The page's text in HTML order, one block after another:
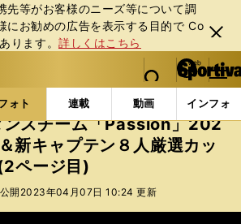
先等がお客様のニーズ等について調
にお勧めの広告を表⽰する⽬的で Co
ります。詳しくはこちら
閉じ
る
web Sportiva (webスポルティーバ)
検索
マイペ
ー
ジ
メニュ
ォト 連載 動画 インフォ
スワローズ・ダンスチーム「
ンスチーム「Passion」202
新キャプテン８人厳選カッ
ページ目)
開 2023年04月07日 10:24 更新